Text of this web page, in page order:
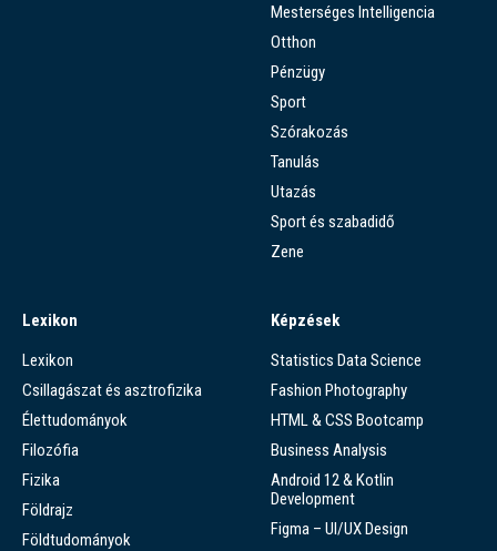
Mesterséges Intelligencia
Otthon
Pénzügy
Sport
Szórakozás
Tanulás
Utazás
Sport és szabadidő
Zene
Lexikon
Lexikon
Csillagászat és asztrofizika
Élettudományok
Filozófia
Fizika
Földrajz
Földtudományok
Képzések
Statistics Data Science
Fashion Photography
HTML & CSS Bootcamp
Business Analysis
Android 12 & Kotlin
Development
Figma – UI/UX Design